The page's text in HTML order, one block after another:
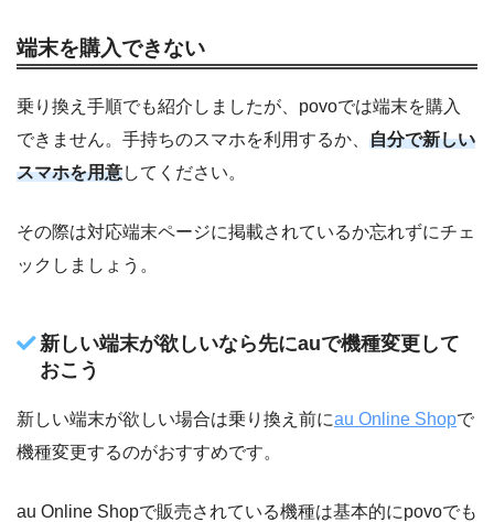
端末を購入できない
乗り換え手順でも紹介しましたが、povoでは端末を購入
できません。手持ちのスマホを利用するか、 自分で新しい
スマホを用意してください。
その際は対応端末ページに掲載されているか忘れずにチェ
ックしましょう。
新しい端末が欲しいなら先にauで機種変更して
おこう
新しい端末が欲しい場合は乗り換え前にau Online Shopで
機種変更するのがおすすめです。
au Online Shopで販売されている機種は基本的にpovoでも